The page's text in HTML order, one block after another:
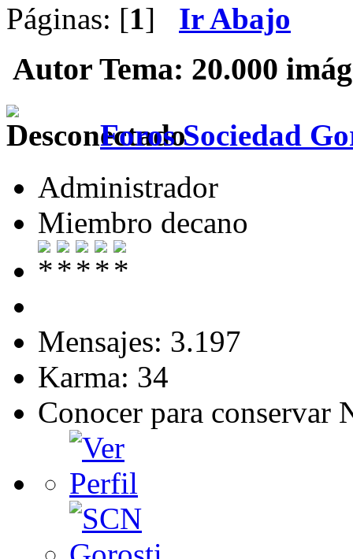
Páginas: [1] Ir Abajo
Autor Tema: 20.000
Foros Sociedad
Administrador
Miembro decano
Mensajes: 3.197
Karma: 34
Conocer para conservar